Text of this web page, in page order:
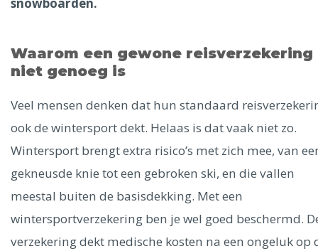
Tokio Amsterdam
Singapore
Rome Berlijn Mechelen Venetië
Florence
Dublin
Hong Kong München Wenen Budapest
Alles bekijken
Waarom een gewone reisverzekering
niet genoeg is
Veel mensen denken dat hun standaard
ook de wintersport dekt. Helaas is dat vaak niet zo.
Wintersport brengt extra risico’s met zich mee, van
gekneusde knie tot een gebroken ski, en die vallen
meestal buiten de basisdekking. Met een
wintersportverzekering ben je wel goed beschermd.
verzekering dekt medische kosten na een ongeluk op